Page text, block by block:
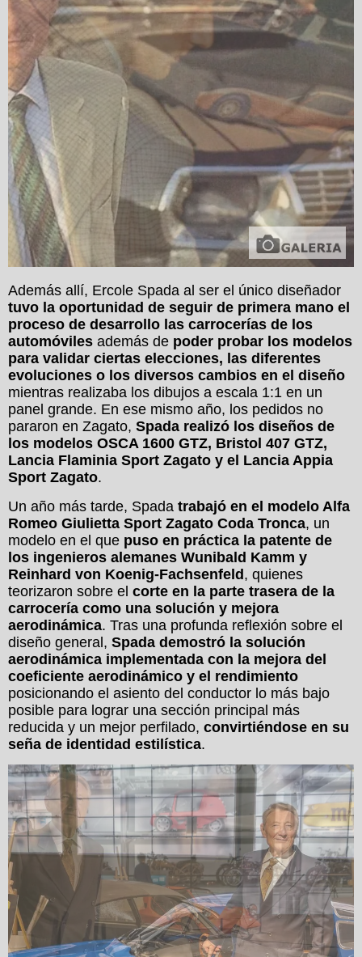
Además allí, Ercole Spada al ser el único diseñador
tuvo la oportunidad de seguir de primera mano el
proceso de desarrollo las carrocerías de los
automóviles además de poder probar los modelos
para validar ciertas elecciones, las diferentes
evoluciones o los diversos cambios en el diseño
mientras realizaba los dibujos a escala 1:1 en un
panel grande. En ese mismo año, los pedidos no
pararon en Zagato, Spada realizó los diseños de
los modelos OSCA 1600 GTZ, Bristol 407 GTZ,
Lancia Flaminia Sport Zagato y el Lancia Appia
Sport Zagato.
Un año más tarde, Spada trabajó en el modelo Alfa
Romeo Giulietta Sport Zagato Coda Tronca, un
modelo en el que puso en práctica la patente de
los ingenieros alemanes Wunibald Kamm y
Reinhard von Koenig-Fachsenfeld, quienes
teorizaron sobre el corte en la parte trasera de la
carrocería como una solución y mejora
aerodinámica. Tras una profunda reflexión sobre el
diseño general, Spada demostró la solución
aerodinámica implementada con la mejora del
coeficiente aerodinámico y el rendimiento
posicionando el asiento del conductor lo más bajo
posible para lograr una sección principal más
reducida y un mejor perfilado, convirtiéndose en su
seña de identidad estilística.